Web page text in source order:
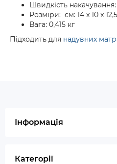
Швидкість
Розміри: см: 14 x 10 x
Вага: 0,415 кг
Підходить для надувних
Інформація
Категорії